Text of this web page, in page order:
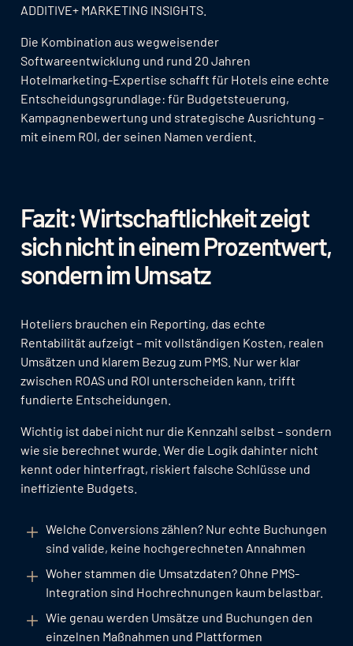
ADDITIVE+ MARKETING INSIGHTS.
Die Kombination aus wegweisender
Softwareentwicklung und rund 20 Jahren
Hotelmarketing-Expertise schafft für Hotels eine echte
Entscheidungsgrundlage: für Budgetsteuerung,
Kampagnenbewertung und strategische Ausrichtung –
mit einem ROI, der seinen Namen verdient.
Fazit: Wirtschaftlichkeit zeigt
sich nicht in einem Prozentwert,
sondern im Umsatz
Hoteliers brauchen ein Reporting, das echte
Rentabilität aufzeigt – mit vollständigen Kosten, realen
Umsätzen und klarem Bezug zum PMS. Nur wer klar
zwischen ROAS und ROI unterscheiden kann, trifft
fundierte Entscheidungen.
Wichtig ist dabei nicht nur die Kennzahl selbst – sondern
wie sie berechnet wurde. Wer die Logik dahinter nicht
kennt oder hinterfragt, riskiert falsche Schlüsse und
ineffiziente Budgets.
Welche Conversions zählen? Nur echte Buchungen
sind valide, keine hochgerechneten Annahmen
Woher stammen die Umsatzdaten? Ohne PMS-
Integration sind Hochrechnungen kaum belastbar.
Wie genau werden Umsätze und Buchungen den
einzelnen Maßnahmen und Plattformen